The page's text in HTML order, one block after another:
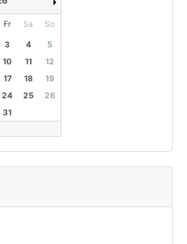
Fr Sa So
3 4
5
10 11
12
17 18
19
24 25
26
31